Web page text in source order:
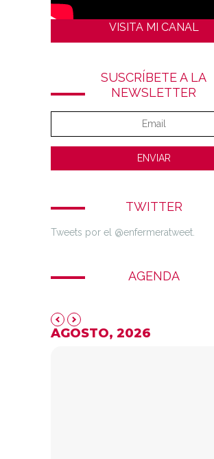
VISITA MI CANAL
SUSCRÍBETE A LA
NEWSLETTER
TWITTER
Tweets por el @enfermeratweet.
AGENDA
AGOSTO, 2026